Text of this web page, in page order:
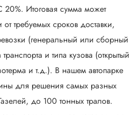
Итоговая сумма может
требуемых сроков доставки,
(генеральный или сборный
и типа кузова (открытый
и т.д.). В нашем автопарке
для решения самых разных
до 100 тонных тралов.